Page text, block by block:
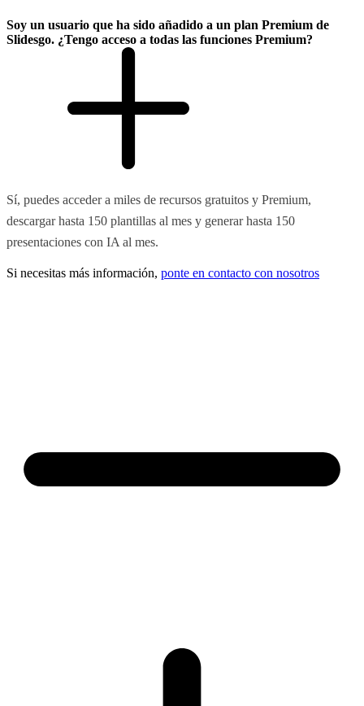
Soy un usuario que ha sido añadido a un plan Premium de
Slidesgo. ¿Tengo acceso a todas las funciones Premium?
Sí, puedes acceder a miles de recursos gratuitos y Premium,
descargar hasta 150 plantillas al mes y generar hasta 150
presentaciones con IA al mes.
Si necesitas más información, ponte en contacto con nosotros